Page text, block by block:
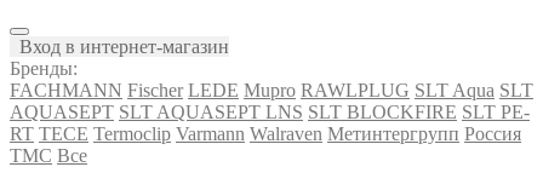
Вход в интернет-магазин
Бренды:
FACHMANN Fischer LEDE Mupro RAWLPLUG SLT Aqua SLT
AQUASEPT SLT AQUASEPT LNS SLT BLOCKFIRE SLT PE-
RT TECE Termoclip Varmann Walraven Метинтергрупп Россия
ТМС Все